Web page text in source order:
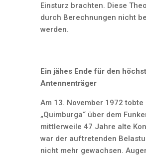
Einsturz brachten. Diese
durch Berechnungen nicht
werden.
Ein jähes Ende für den
Antennenträger
Am 13. November 1972 tobte
„Quimburga“ über dem
mittlerweile 47 Jahre alte
war der auftretenden
nicht mehr gewachsen.